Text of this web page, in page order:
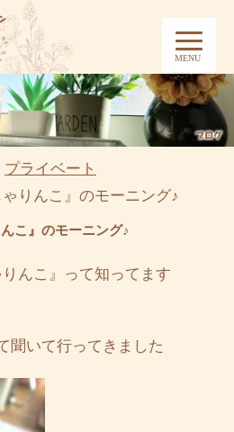
MENU
プライベート
りんこ』のモーニング♪
こ』のモーニング♪
んこ』って知ってます
聞いて行ってきました